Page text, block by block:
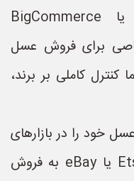
WooCommerce (وردپرس) یا BigCommerce
برای فروش عسل
کنترل کاملی بر برند،
خود را در بازارهای
آنلاین بزرگ مانند Etsy، Amazon یا eBay به فروش